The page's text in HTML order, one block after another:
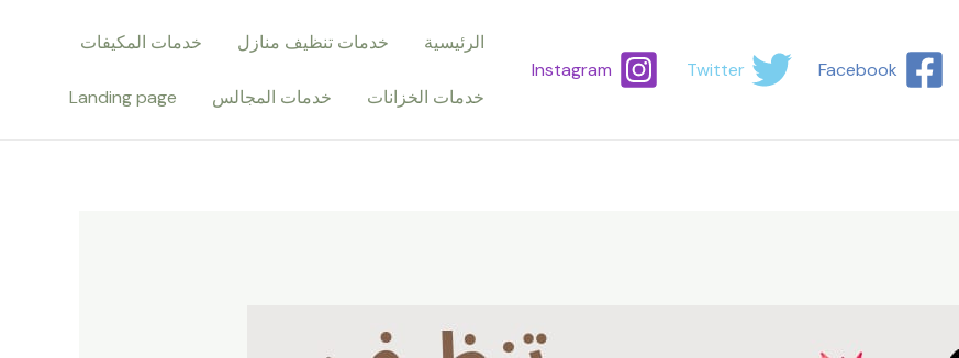
Facebook
Twitter
Instagram
الرئيسية خدمات تنظيف منازل خدمات المكيفات
خدمات الخزانات خدمات المجالس Landing page